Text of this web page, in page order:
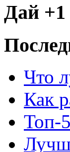
Дай +1
Что
Как
Топ-